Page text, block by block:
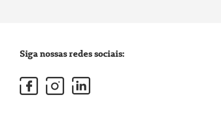
Siga nossas redes sociais: